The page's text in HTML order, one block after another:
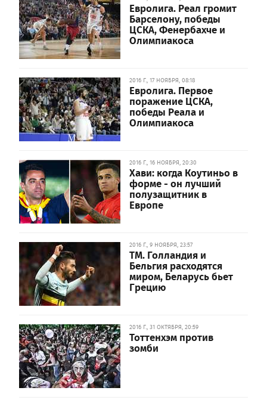
Евролига. Реал громит
Барселону, победы
ЦСКА, Фенербахче и
Олимпиакоса
2016 Г., 17 НОЯБРЯ, 08:18
Евролига. Первое
поражение ЦСКА,
победы Реала и
Олимпиакоса
2016 Г., 16 НОЯБРЯ, 20:30
Хави: когда Коутиньо в
форме - он лучший
полузащитник в
Европе
2016 Г., 9 НОЯБРЯ, 23:57
ТМ. Голландия и
Бельгия расходятся
миром, Беларусь бьет
Грецию
2016 Г., 31 ОКТЯБРЯ, 20:59
Тоттенхэм против
зомби